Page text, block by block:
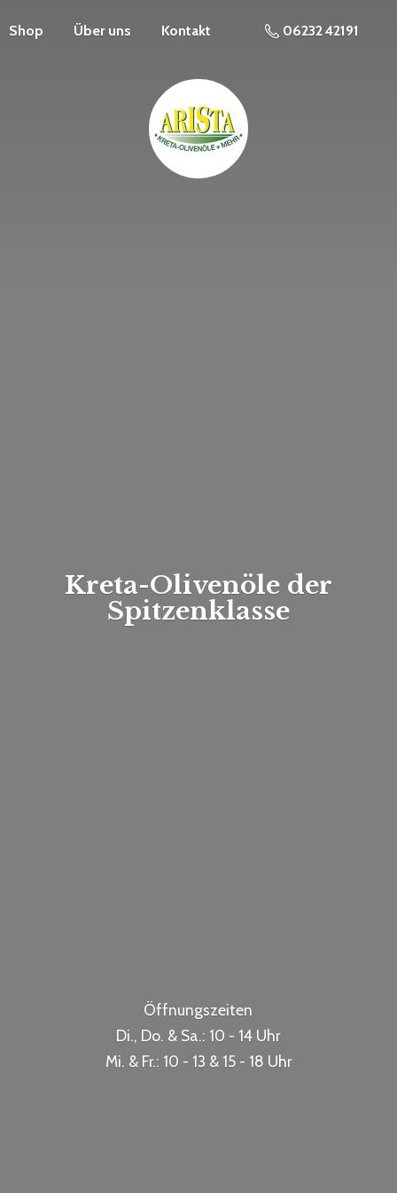
Shop Über uns Kontakt 06232 42191
Kreta-Olivenöle der
Spitzenklasse
Öffnungszeiten
Di., Do. & Sa.: 10 - 14 Uhr
Mi. & Fr.: 10 - 13 & 15 - 18 Uhr